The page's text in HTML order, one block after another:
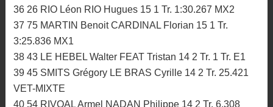
36 26 RIO Léon RIO Hugues 15 1 Tr. 1:30.267 MX2
37 75 MARTIN Benoit CARDINAL Florian 15 1 Tr.
3:25.836 MX1
38 43 LE HEBEL Walter FEAT Tristan 14 2 Tr. 1 Tr. E1
39 45 SMITS Grégory LE BRAS Cyrille 14 2 Tr. 25.421
VET-MIXTE
40 54 RIVOAL Armel NADAN Philippe 14 2 Tr. 6.308